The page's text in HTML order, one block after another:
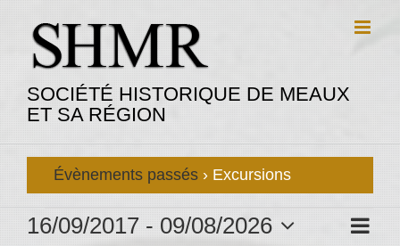
contenu
SOCIÉTÉ HISTORIQUE DE MEAUX
ET SA RÉGION
Évènements passés › Excursions
Évènements Liste
16/09/2017 - 09/08/2026